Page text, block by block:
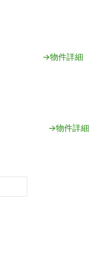
→物件詳細
→物件詳細